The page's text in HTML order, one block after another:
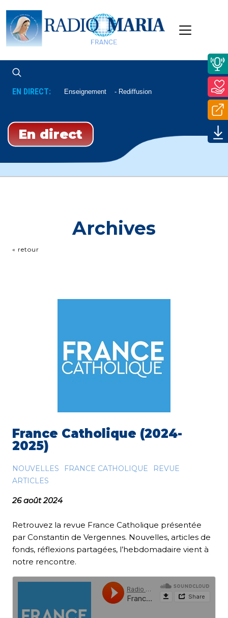
EN DIRECT: Enseignement Rediffusion
En direct
Archives
« retour
France Catholique (2024-
2025)
NOUVELLES FRANCE CATHOLIQUE
REVUE
ARTICLES
26 août 2024
Retrouvez la revue France Catholique présentée
par Constantin de Vergennes. Nouvelles, articles de
fonds, réflexions partagées, l’hebdomadaire vient à
notre rencontre.